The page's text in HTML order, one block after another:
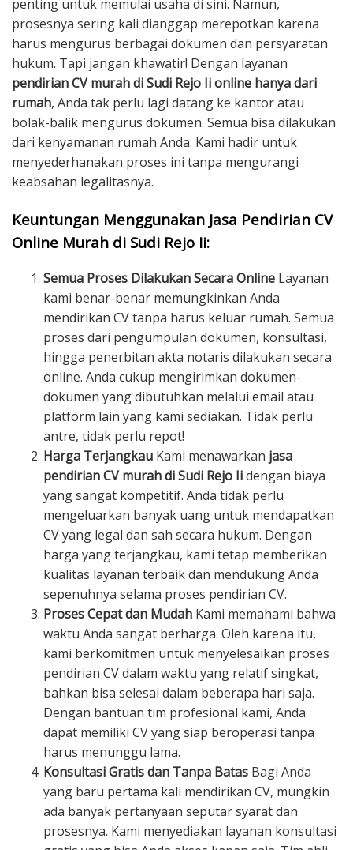
penting untuk memulai usaha di sini. Namun,
prosesnya sering kali dianggap merepotkan karena
harus mengurus berbagai dokumen dan persyaratan
hukum. Tapi jangan khawatir! Dengan layanan
pendirian CV murah di Sudi Rejo Ii online hanya dari
rumah, Anda tak perlu lagi datang ke kantor atau
bolak-balik mengurus dokumen. Semua bisa dilakukan
dari kenyamanan rumah Anda. Kami hadir untuk
menyederhanakan proses ini tanpa mengurangi
keabsahan legalitasnya.
Keuntungan Menggunakan Jasa Pendirian CV
Online Murah di Sudi Rejo Ii:
Semua Proses Dilakukan Secara Online Layanan
kami benar-benar memungkinkan Anda
mendirikan CV tanpa harus keluar rumah. Semua
proses dari pengumpulan dokumen, konsultasi,
hingga penerbitan akta notaris dilakukan secara
online. Anda cukup mengirimkan dokumen-
dokumen yang dibutuhkan melalui email atau
platform lain yang kami sediakan. Tidak perlu
antre, tidak perlu repot!
Harga Terjangkau Kami menawarkan jasa
pendirian CV murah di Sudi Rejo Iidengan biaya
yang sangat kompetitif. Anda tidak perlu
mengeluarkan banyak uang untuk mendapatkan
CV yang legal dan sah secara hukum. Dengan
harga yang terjangkau, kami tetap memberikan
kualitas layanan terbaik dan mendukung Anda
sepenuhnya selama proses pendirian CV.
Proses Cepat dan Mudah Kami memahami bahwa
waktu Anda sangat berharga. Oleh karena itu,
kami berkomitmen untuk menyelesaikan proses
pendirian CV dalam waktu yang relatif singkat,
bahkan bisa selesai dalam beberapa hari saja.
Dengan bantuan tim profesional kami, Anda
dapat memiliki CV yang siap beroperasi tanpa
harus menunggu lama.
Konsultasi Gratis dan Tanpa Batas Bagi Anda
yang baru pertama kali mendirikan CV, mungkin
ada banyak pertanyaan seputar syarat dan
prosesnya. Kami menyediakan layanan konsultasi